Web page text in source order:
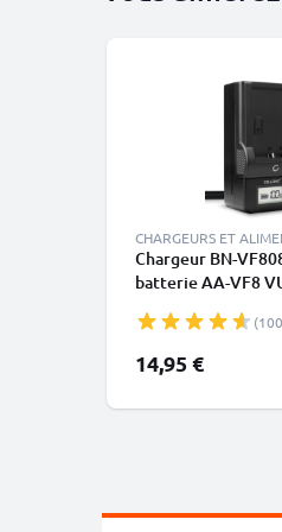
CHARGEURS ET
Chargeur BN-
batterie AA-VF8
HM100 HM200 GZ-
MG130 GZ-HD7 de
14,95 €